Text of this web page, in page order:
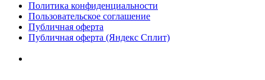
Политика конфиденциальности
Пользовательское соглашение
Публичная оферта
Публичная оферта (Яндекс Сплит)